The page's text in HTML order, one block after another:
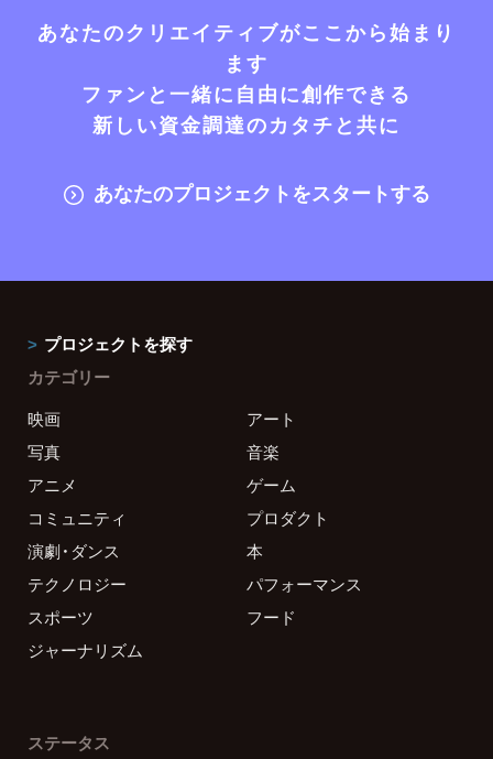
あなたのクリエイティブがここから始まり
ます
ファンと一緒に自由に創作できる
新しい資金調達のカタチと共に
あなたのプロジェクトをスタートする
プロジェクトを探す
カテゴリー
映画
アート
写真
音楽
アニメ
ゲーム
コミュニティ
プロダクト
演劇・ダンス
本
テクノロジー
パフォーマンス
スポーツ
フード
ジャーナリズム
ステータス